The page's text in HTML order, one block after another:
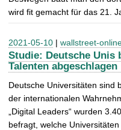
wird fit gemacht für das 21.
2021-05-10 | wallstreet-
Studie: Deutsche Unis
Talenten abgeschlagen
Deutsche Universitäten sind
der internationalen
„Digital Leaders“ wurden
befragt, welche